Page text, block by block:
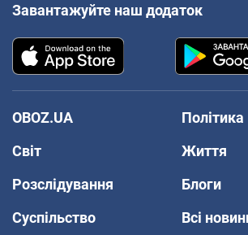
Завантажуйте наш додаток
OBOZ.UA
Політика
Світ
Життя
Розслідування
Блоги
Суспільство
Всі